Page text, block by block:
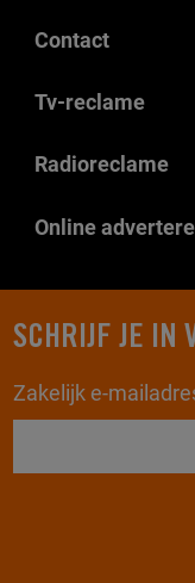
Contact
Tv-reclame
Radioreclame
Online
SCHRIJF JE IN
Zakelijk e-